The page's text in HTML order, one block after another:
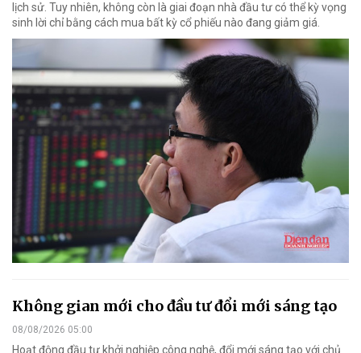
lịch sử. Tuy nhiên, không còn là giai đoạn nhà đầu tư có thể kỳ vọng
sinh lời chỉ bằng cách mua bất kỳ cổ phiếu nào đang giảm giá.
Không gian mới cho đầu tư đổi mới sáng tạo
08/08/2026 05:00
Hoạt động đầu tư khởi nghiệp công nghệ, đổi mới sáng tạo với chủ